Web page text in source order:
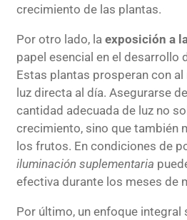
crecimiento de las plantas.
Por otro lado, la exposición a
papel esencial en el desarrollo
Estas plantas prosperan con
luz directa al día. Asegurarse
cantidad adecuada de luz no
crecimiento, sino que también
los frutos. En condiciones de
iluminación suplementaria
efectiva durante los meses de
Por último, un enfoque